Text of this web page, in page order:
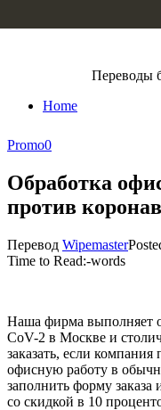
Переводы
Home
Promo0
Обработка
против
Перевод Wipemaster
Time to Read:-words
Наша фирма выполняет
CoV-2 в Москве и
заказать, если
офисную работу в
заполнить форму заказа
со скидкой в 10